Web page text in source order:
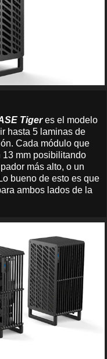
Tigeres el modelo
hasta 5 laminas de
Cada módulo que
13 mm posibilitando
más alto, o un
bueno de esto es que
ambos lados de la